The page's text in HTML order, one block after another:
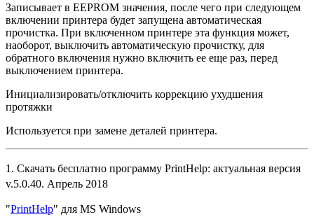
Записывает в EEPROM значения, после чего при следующем
включении принтера будет запущена автоматическая
прочистка. При включенном принтере эта функция может,
наоборот, выключить автоматическую прочистку, для
обратного включения нужно включить ее еще раз, перед
выключением принтера.
Инициализировать/отключить коррекцию ухудшения
протяжки
Используется при замене деталей принтера.
1. Cкачать бесплатно программу PrintHelp: актуальная версия
v.5.0.40. Апрель 2018
"PrintHelp" для MS Windows